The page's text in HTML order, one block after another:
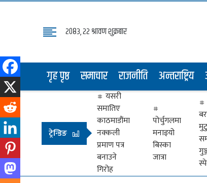
२०८३, २२ श्रावण शुक्रबार
गृह पृष्ठ समाचार राजनीति अन्तराष्ट्रिय
पृष्ठ
समाचार
राजनीति
अन्तराष्ट्रिय
अर्थ
मनोरञ्जन
ट्रेन्डिङ
यसरी
समातिए
काठमाडौंमा
नक्कली
प्रमाण पत्र
बनाउने
गिरोह
पोर्चुगलमा
मनाइयो
बिस्का
जात्रा
मुटु